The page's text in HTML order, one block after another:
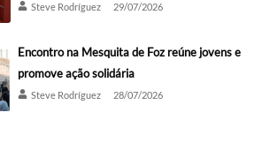
Steve Rodríguez 29/07/2026
Encontro na Mesquita de Foz reúne jovens e
promove ação solidária
Steve Rodríguez 28/07/2026